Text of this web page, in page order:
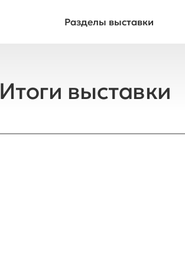
Разделы выставки
Итоги выставки